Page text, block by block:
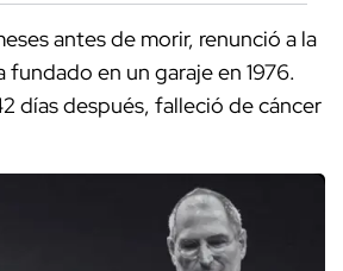
antes de morir, renunció a la
fundado en un garaje en 1976.
días después, falleció de cáncer